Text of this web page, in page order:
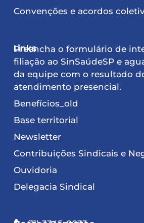
Convenções e acordos
Links
Preencha o formulário de
filiação ao SinSaúdeSP e
da equipe com o resultado
atendimento presencial.
Benefícios_old
Base territorial
Newsletter
Contribuições Sindicais e
Ouvidoria
Delegacia Sindical